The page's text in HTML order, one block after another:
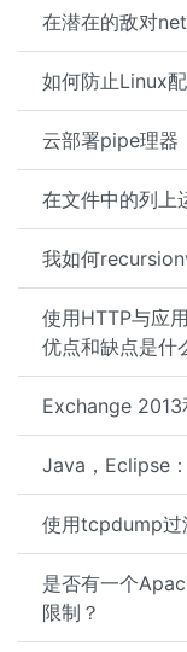
在潜在的敌对
如何防止Linux
云部署pipe理器
在文件中的列
我如何
使用HTTP与应
优点和缺点是什
Exchange
Java，Eclipse
使用tcpdump过
是否有一个
限制？